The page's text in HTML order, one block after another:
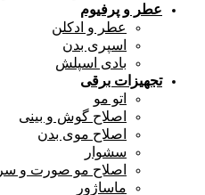
عطر و پرفیوم
عطر و ادکلن
اسپری بدن
بادی اسپلش
تجهیزات برقی
اتو مو
اصلاح گوش و بینی
اصلاح موی بدن
سشوار
اصلاح مو صورت و سر
ماساژور